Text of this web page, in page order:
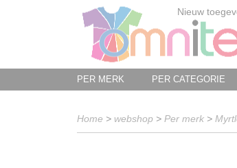
Nieuw
PER MERK PER CATEGORIE
Home > webshop > Per merk >